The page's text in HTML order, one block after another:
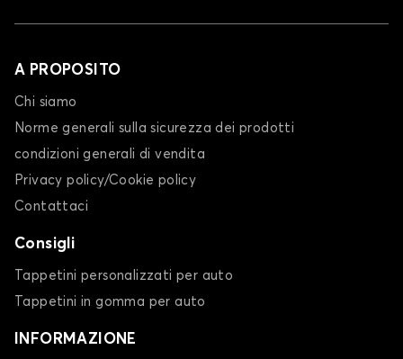
A PROPOSITO
Chi siamo
Norme generali sulla sicurezza dei prodotti
condizioni generali di vendita
Privacy policy/Cookie policy
Contattaci
Consigli
Tappetini personalizzati per auto
Tappetini in gomma per auto
INFORMAZIONE